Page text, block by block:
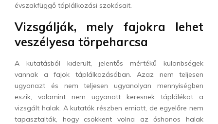
évszakfüggő táplálkozási szokásait.
Vizsgálják, mely fajokra lehet
veszélyesa törpeharcsa
A kutatásból kiderült, jelentős mértékű különbségek
vannak a fajok táplálkozásában. Azaz nem teljesen
ugyanazt és nem teljesen ugyanolyan mennyiségben
eszik, valamint nem ugyanott keresnek táplálékot a
vizsgált halak. A kutatók részben emiatt, de egyelőre nem
tapasztalták, hogy csökkent volna az őshonos halak